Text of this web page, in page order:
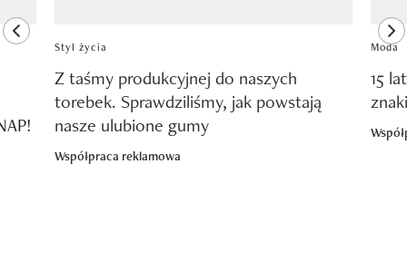
previous element
Styl życia
Z taśmy produkcyjnej do naszych
torebek. Sprawdziliśmy, jak powstają
nasze ulubione gumy
Współpraca reklamowa
Moda
15